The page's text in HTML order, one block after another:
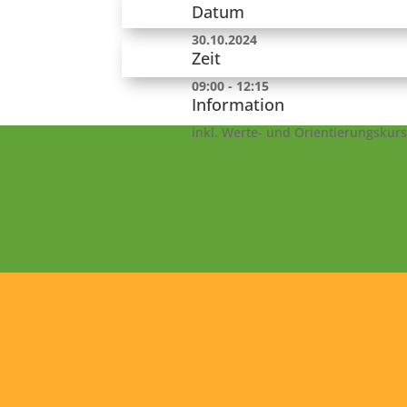
Datum
30.10.2024
Zeit
09:00 - 12:15
Information
inkl. Werte- und